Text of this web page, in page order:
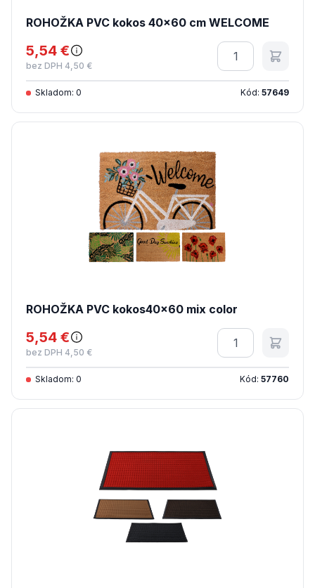
ROHOŽKA PVC kokos 40x60 cm WELCOME
5,54 €
bez DPH 4,50 €
Množstvo
Skladom: 0 Kód: 57649
ROHOŽKA PVC kokos40x60 mix color
5,54 €
bez DPH 4,50 €
Množstvo
Skladom: 0 Kód: 57760